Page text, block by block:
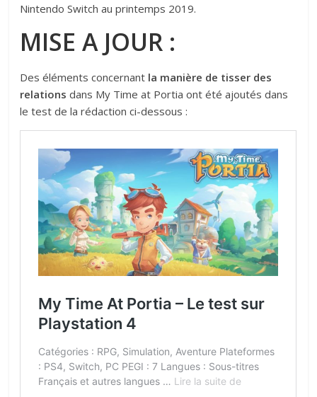
Nintendo Switch au printemps 2019.
MISE A JOUR :
Des éléments concernant la manière de tisser des
relations dans My Time at Portia ont été ajoutés dans
le test de la rédaction ci-dessous :